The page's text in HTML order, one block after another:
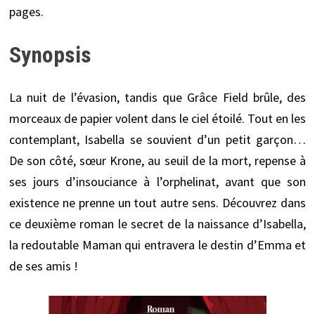
pages.
Synopsis
La nuit de l’évasion, tandis que Grâce Field brûle, des
morceaux de papier volent dans le ciel étoilé. Tout en les
contemplant, Isabella se souvient d’un petit garçon…
De son côté, sœur Krone, au seuil de la mort, repense à
ses jours d’insouciance à l’orphelinat, avant que son
existence ne prenne un tout autre sens. Découvrez dans
ce deuxième roman le secret de la naissance d’Isabella,
la redoutable Maman qui entravera le destin d’Emma et
de ses amis !